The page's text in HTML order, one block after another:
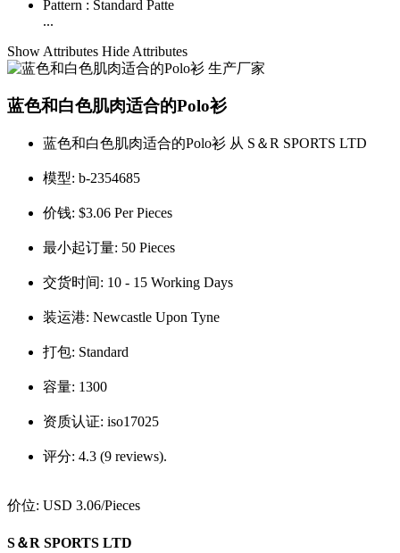
Pattern : Standard Patte
...
Show Attributes Hide Attributes
蓝色和白色肌肉适合的Polo衫
蓝色和白色肌肉适合的Polo衫 从 S＆R SPORTS LTD
模型: b-2354685
价钱: $3.06 Per Pieces
最小起订量: 50 Pieces
交货时间: 10 - 15 Working Days
装运港: Newcastle Upon Tyne
打包: Standard
容量: 1300
资质认证: iso17025
评分: 4.3 (9 reviews).
价位: USD 3.06/Pieces
S＆R SPORTS LTD